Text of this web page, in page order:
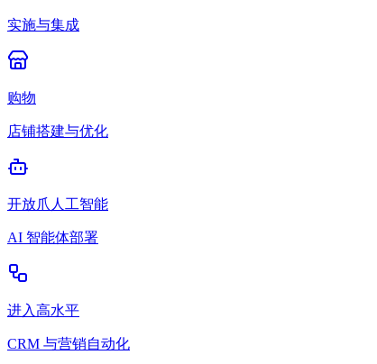
实施与集成
购物
店铺搭建与优化
开放爪人工智能
AI 智能体部署
进入高水平
CRM 与营销自动化